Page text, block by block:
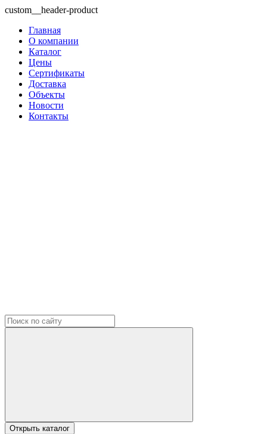
custom__header-product
Главная
О компании
Каталог
Цены
Сертификаты
Доставка
Объекты
Новости
Контакты
Открыть каталог